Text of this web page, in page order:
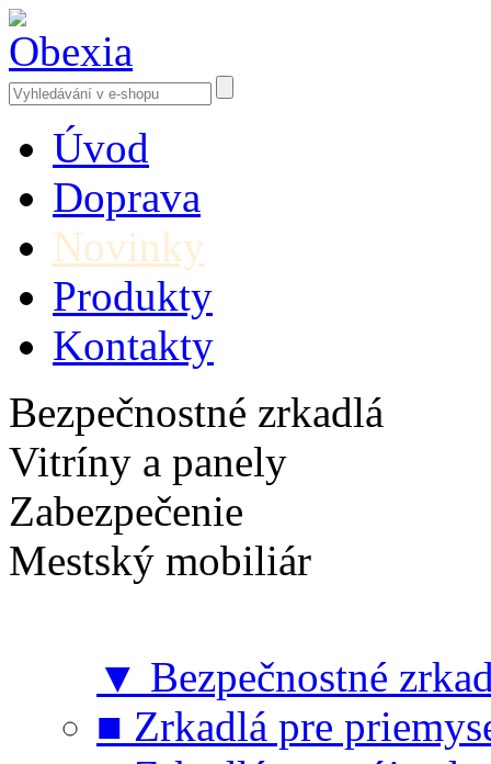
Úvod
Doprava
Novinky
Produkty
Kontakty
Bezpečnostné zrkadlá
Vitríny a panely
Zabezpečenie
Mestský mobiliár
▼ Bezpečnostné
■ Zrkadlá pre